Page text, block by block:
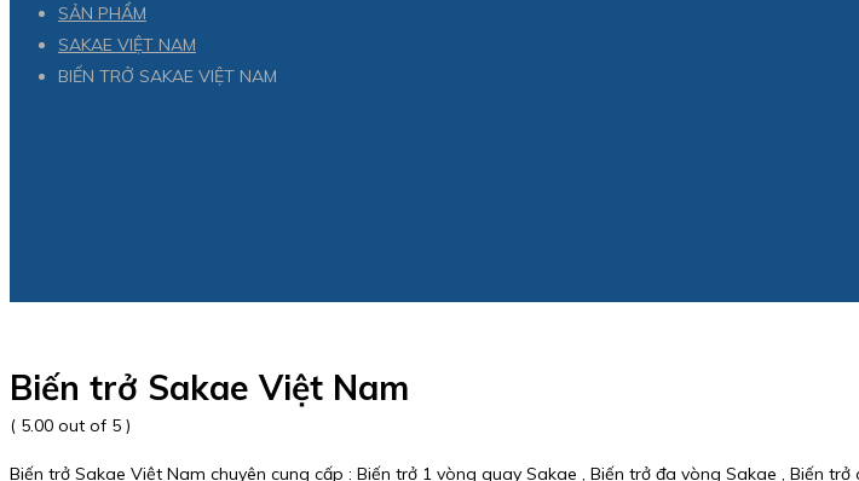
SẢN PHẨM
SAKAE VIỆT NAM
BIẾN TRỞ SAKAE VIỆT NAM
Biến trở Sakae Việt Nam
( 5.00 out of 5 )
Biến trở Sakae Việt Nam chuyên cung cấp : Biến trở 1 vòng quay Sakae , Biến trở đa vòng Sakae , Biến